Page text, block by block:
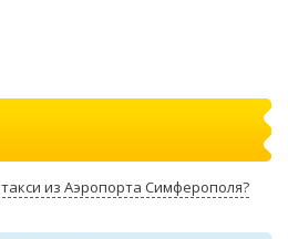
из Аэропорта Симферополя?